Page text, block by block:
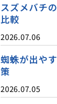
スズメバチ
比較
2026.07.06
蜘蛛が出や
策
2026.07.05